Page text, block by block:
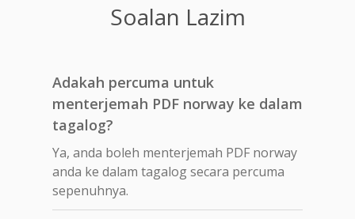
Soalan Lazim
Adakah percuma untuk
menterjemah PDF norway ke dalam
tagalog?
Ya, anda boleh menterjemah PDF norway
anda ke dalam tagalog secara percuma
sepenuhnya.